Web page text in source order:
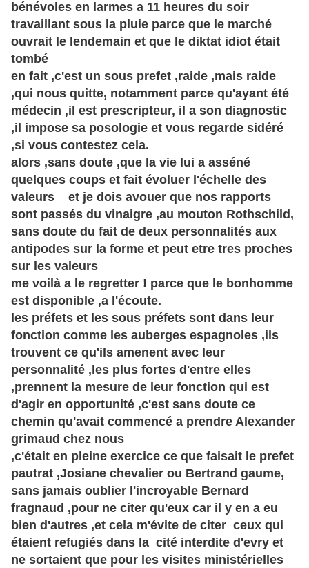
bénévoles en larmes a 11 heures du soir
travaillant sous la pluie parce que le marché
ouvrait le lendemain et que le diktat idiot était
tombé
en fait ,c'est un sous prefet ,raide ,mais raide
,qui nous quitte, notamment parce qu'ayant été
médecin ,il est prescripteur, il a son diagnostic
,il impose sa posologie et vous regarde sidéré
,si vous contestez cela.
alors ,sans doute ,que la vie lui a asséné
quelques coups et fait évoluer l'échelle des
valeurs et je dois avouer que nos rapports
sont passés du vinaigre ,au mouton Rothschild,
sans doute du fait de deux personnalités aux
antipodes sur la forme et peut etre tres proches
sur les valeurs
me voilà a le regretter ! parce que le bonhomme
est disponible ,a l'écoute.
les préfets et les sous préfets sont dans leur
fonction comme les auberges espagnoles ,ils
trouvent ce qu'ils amenent avec leur
personnalité ,les plus fortes d'entre elles
,prennent la mesure de leur fonction qui est
d'agir en opportunité ,c'est sans doute ce
chemin qu'avait commencé a prendre Alexander
grimaud chez nous
,c'était en pleine exercice ce que faisait le prefet
pautrat ,Josiane chevalier ou Bertrand gaume,
sans jamais oublier l'incroyable Bernard
fragnaud ,pour ne citer qu'eux car il y en a eu
bien d'autres ,et cela m'évite de citer ceux qui
étaient refugiés dans la cité interdite d'evry et
ne sortaient que pour les visites ministérielles